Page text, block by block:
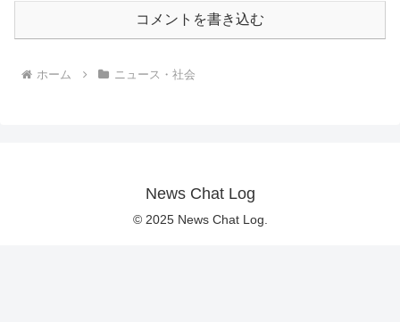
コメントを書き込む
ホーム ニュース・社会
News Chat Log
© 2025 News Chat Log.